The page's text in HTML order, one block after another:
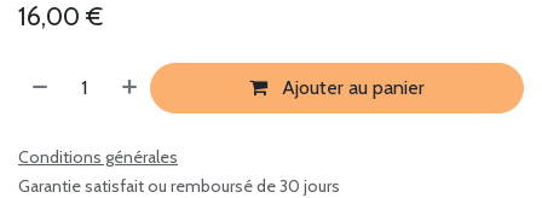
16,00 €
Ajouter au panier
Conditions générales
Garantie satisfait ou remboursé de 30 jours